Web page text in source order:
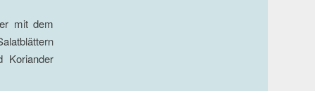
mit dem
Koriander